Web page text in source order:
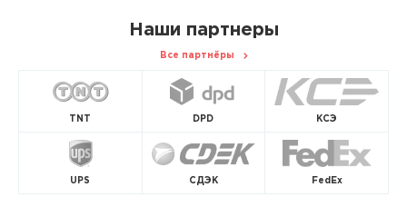
Наши партнеры
Все партнёры
TNT DPD КСЭ
UPS СДЭК FedEx